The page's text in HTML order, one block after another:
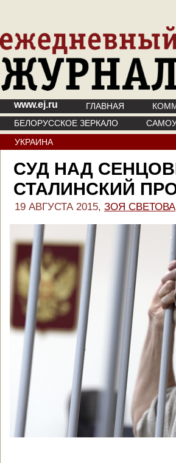
www.ej.ru ГЛАВНАЯ
БЕЛОРУССКОЕ ЗЕРКАЛО
УКРАИНА
СУД НАД
СТАЛИНСКИЙ
19 АВГУСТА 2015, ЗОЯ СВЕТОВА